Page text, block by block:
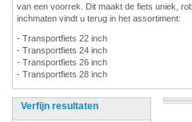
van een voorrek. Dit maakt de fiets uniek,
inchmaten vindt u terug in het assortiment:
- Transportfiets 22 inch
- Transportfiets 24 inch
- Transportfiets 26 inch
- Transportfiets 28 inch
Verfijn resultaten